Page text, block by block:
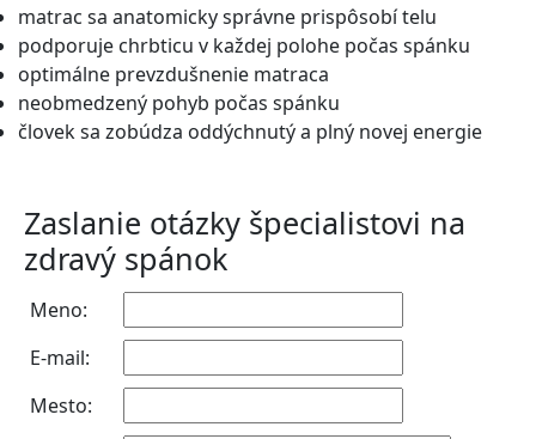
matrac sa anatomicky správne prispôsobí telu
podporuje chrbticu v každej polohe počas spánku
optimálne prevzdušnenie matraca
neobmedzený pohyb počas spánku
človek sa zobúdza oddýchnutý a plný novej energie
Zaslanie otázky špecialistovi na
zdravý spánok
Meno:
E-mail:
Mesto: